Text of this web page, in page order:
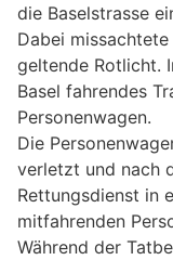
die Baselstrasse
Dabei
geltende Rotlicht.
Basel fahrendes
Personenwagen.
Die
verletzt und nach
Rettungsdienst in
mitfahrenden
Während der